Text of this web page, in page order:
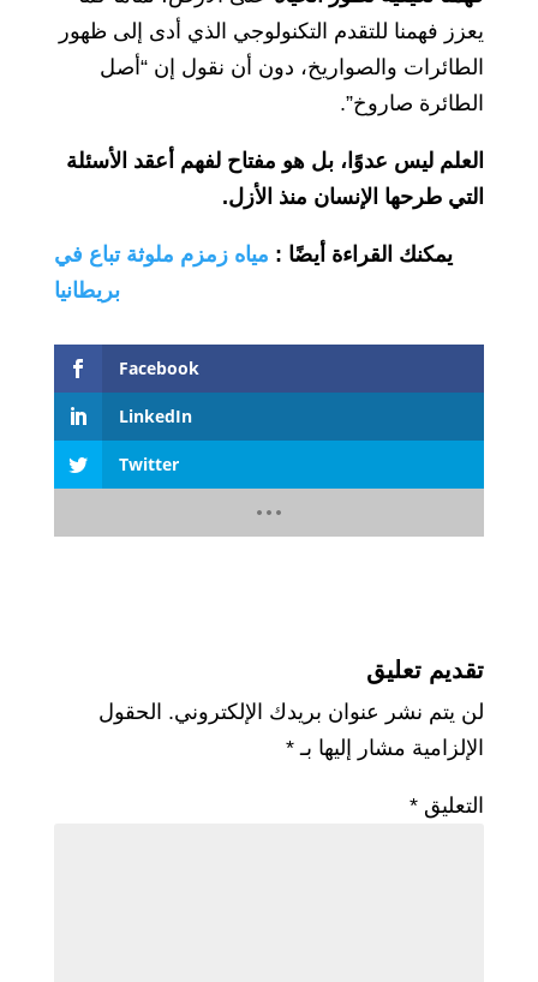
يعزز فهمنا للتقدم التكنولوجي الذي أدى إلى ظهور
الطائرات والصواريخ، دون أن نقول إن “أصل
الطائرة صاروخ”.
العلم ليس عدوًا، بل هو مفتاح لفهم أعقد الأسئلة
التي طرحها الإنسان منذ الأزل.
يمكنك القراءة أيضًا : مياه زمزم ملوثة تباع في
بريطانيا
Facebook
LinkedIn
Twitter
تقديم تعليق
لن يتم نشر عنوان بريدك الإلكتروني. الحقول
الإلزامية مشار إليها بـ *
التعليق *